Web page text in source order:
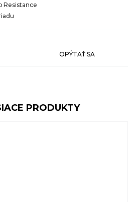
Resistance
OPÝTAŤ SA
PRODUKTY